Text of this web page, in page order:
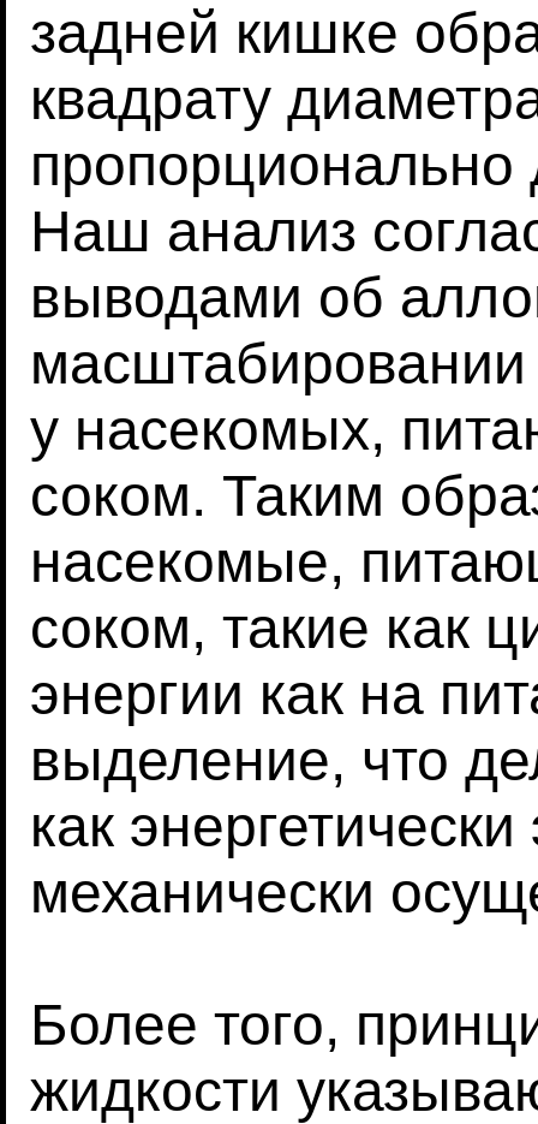
задней кишке
квадрату
Наш анализ
выводами об
у насекомых,
соком. Таким
насекомые,
соком, такие как
энергии как на
выделение, что
как
механически
Более того,
жидкости